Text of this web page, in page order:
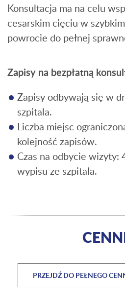
Konsultacja ma na celu
cesarskim cięciu w
powrocie do pełnej
Zapisy na bezpłatną
Zapisy odbywają się w
szpitala.
Liczba miejsc
kolejność zapisów.
Czas na odbycie wizyty:
wypisu ze szpitala.
PRZEJDŹ DO PEŁNEGO